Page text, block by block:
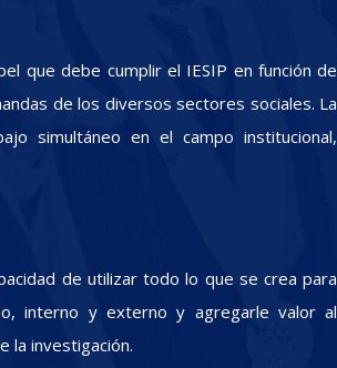
que debe cumplir el IESIP en función de
de los diversos sectores sociales. La
simultáneo en el campo institucional,
de utilizar todo lo que se crea para
interno y externo y agregarle valor al
la investigación.